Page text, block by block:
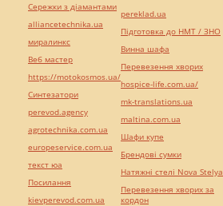
Сережки з діамантами
alliancetechnika.ua
миралинкс
Веб мастер
https://motokosmos.ua/
Синтезатори
perevod.agency
agrotechnika.com.ua
europeservice.com.ua
текст юа
Посилання
kievperevod.com.ua
pereklad.ua
Підготовка до НМТ / ЗНО
Винна шафа
Перевезення хворих
hospice-life.com.ua/
mk-translations.ua
maltina.com.ua
Шафи купе
Брендові сумки
Натяжні стелі Nova Stelya
Перевезення хворих за
кордон